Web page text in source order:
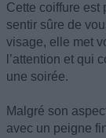
Cette coiffure est
sentir sûre de
visage, elle met
l’attention et qui
une soirée.
Malgré son
avec un peigne